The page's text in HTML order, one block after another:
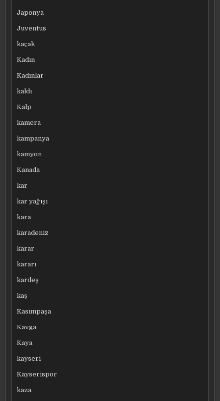
Japonya
Juventus
kaçak
Kadın
Kadınlar
kaldı
Kalp
kamera
kampanya
kamyon
Kanada
kar
kar yağışı
kara
karadeniz
karar
kararı
kardeş
kaş
Kasımpaşa
Kavga
Kaya
kayseri
Kayserispor
kaza